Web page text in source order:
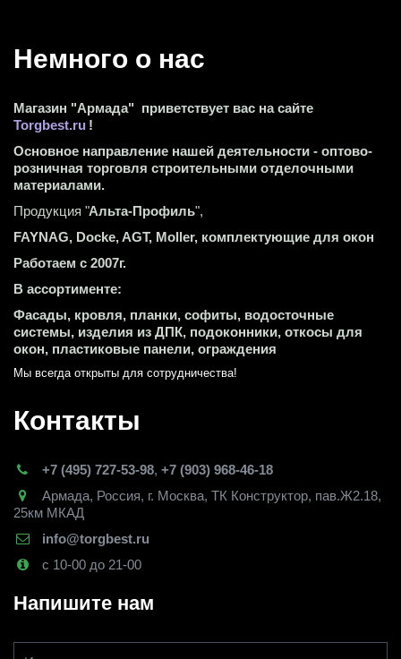
Немного о нас
Магазин "Армада"  приветствует вас на сайте
Torgbest.ru !
Основное направление нашей деятельности - оптово-
розничная торговля строительными отделочными
материалами.
Продукция "Альта-Профиль",
FAYNAG, Docke, AGT, Moller, комплектующие для окон
Работаем с 2007г.
В ассортименте:
Фасады, кровля, планки, софиты, водосточные
системы, изделия из ДПК, подоконники, откосы для
окон, пластиковые панели, ограждения
Мы всегда открыты для сотрудничества!
Контакты
+7 (495) 727-53-98, +7 (903) 968-46-18
Армада, Россия, г. Москва, ТК Конструктор, пав.Ж2.18,
25км МКАД
info@torgbest.ru
с 10-00 до 21-00
Напишите нам